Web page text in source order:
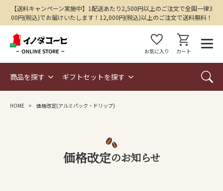
【送料キャンペーン実施中】1配送あたり2,500円以上のご注文で全国一律3
00円(税込)でお届けいたします！12,000円(税込)以上のご注文で送料無料！
favorite
お気に入り
shopping_cart
カート
商品を探す ギフトセットを探す
HOME 価格改定(アルミパック・ドリップ)
価格改定のお知らせ